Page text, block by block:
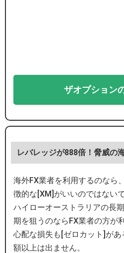
ザオプション
レバレッジが888倍！脅威の
海外FX業者を利用するのなら
徴的な[XM]がいいのではない
ハイローオーストラリアの長
期を狙うのならFX業者の方が
心配な損失も[ゼロカット]が
額以上は出ません。